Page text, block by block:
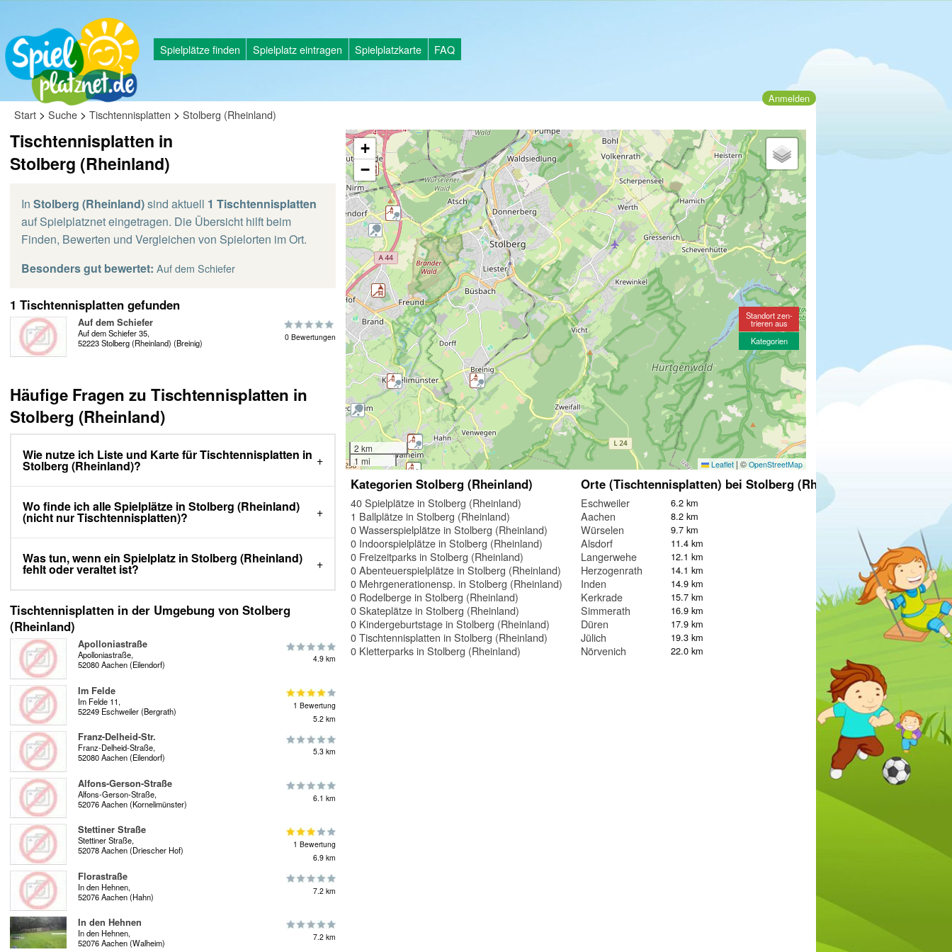
Spielplätze finden Spielplatz eintragen Spielplatzkarte FAQ
Anmelden
Start > Suche > Tischtennisplatten > Stolberg (Rheinland)
Tischtennisplatten in
Stolberg (Rheinland)
In Stolberg (Rheinland)sind aktuell 1 Tischtennisplatten
auf Spielplatznet eingetragen. Die Übersicht hilft beim
Finden, Bewerten und Vergleichen von Spielorten im Ort.
Besonders gut bewertet: Auf dem Schiefer
1 Tischtennisplatten gefunden
Auf dem Schiefer
Auf dem Schiefer 35,
52223 Stolberg (Rheinland) (Breinig)
0 Bewertungen
Häufige Fragen zu Tischtennisplatten in
Stolberg (Rheinland)
Wie nutze ich Liste und Karte für Tischtennisplatten in
Stolberg (Rheinland)?
Wo finde ich alle Spielplätze in Stolberg (Rheinland)
(nicht nur Tischtennisplatten)?
Was tun, wenn ein Spielplatz in Stolberg (Rheinland)
fehlt oder veraltet ist?
Tischtennisplatten in der Umgebung von Stolberg
(Rheinland)
Apolloniastraße
Apolloniastraße,
52080 Aachen (Eilendorf)
4.9 km
Im Felde
Im Felde 11,
52249 Eschweiler (Bergrath)
1 Bewertung
5.2 km
Franz-Delheid-Str.
Franz-Delheid-Straße,
52080 Aachen (Eilendorf)
5.3 km
Alfons-Gerson-Straße
Alfons-Gerson-Straße,
52076 Aachen (Kornelimünster)
6.1 km
Stettiner Straße
Stettiner Straße,
52078 Aachen (Driescher Hof)
1 Bewertung
6.9 km
Florastraße
In den Hehnen,
52076 Aachen (Hahn)
7.2 km
In den Hehnen
In den Hehnen,
52076 Aachen (Walheim)
7.2 km
+
−
2 km
1 mi
Leaflet | © OpenStreetMap
Standort zen-
trieren aus
Kategorien
Kategorien Stolberg (Rheinland)
40 Spielplätze in Stolberg (Rheinland)
1 Ballplätze in Stolberg (Rheinland)
0 Wasserspielplätze in Stolberg (Rheinland)
0 Indoorspielplätze in Stolberg (Rheinland)
0 Freizeitparks in Stolberg (Rheinland)
0 Abenteuerspielplätze in Stolberg (Rheinland)
0 Mehrgenerationensp. in Stolberg (Rheinland)
0 Rodelberge in Stolberg (Rheinland)
0 Skateplätze in Stolberg (Rheinland)
0 Kindergeburtstage in Stolberg (Rheinland)
0 Tischtennisplatten in Stolberg (Rheinland)
0 Kletterparks in Stolberg (Rheinland)
Orte (Tischtennisplatten) bei Stolberg (Rheinland)
Eschweiler 6.2 km
Aachen 8.2 km
Würselen 9.7 km
Alsdorf 11.4 km
Langerwehe 12.1 km
Herzogenrath 14.1 km
Inden 14.9 km
Kerkrade 15.7 km
Simmerath 16.9 km
Düren 17.9 km
Jülich 19.3 km
Nörvenich 22.0 km